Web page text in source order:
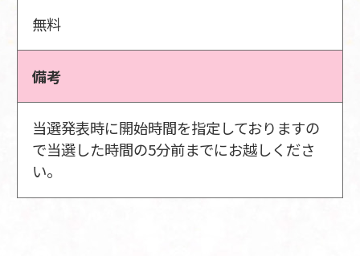
無料
備考
当選発表時に開始時間を指定しておりますの
で当選した時間の5分前までにお越しくださ
い。